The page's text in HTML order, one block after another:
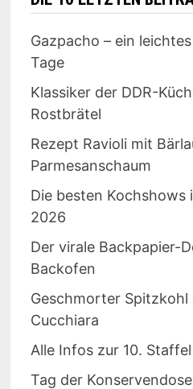
Gazpacho – ein
Tage
Klassiker der DDR-
Rostbrätel
Rezept Ravioli mit
Parmesanschaum
Die besten Kochshows
2026
Der virale Backpapier-
Backofen
Geschmorter Spitzkohl
Cucchiara
Alle Infos zur 10.
Tag der Konservendose